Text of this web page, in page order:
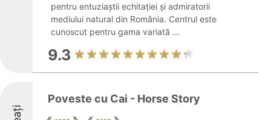
pentru entuziaștii echitației și admiratorii
mediului natural din România. Centrul este
cunoscut pentru gama variată ...
9.3
Poveste cu Cai - Horse Story